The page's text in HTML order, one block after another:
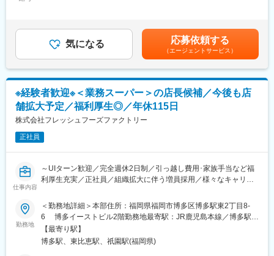
変更の範囲：会社の定める業務
・当社事業所が作成した請求書・請求データの精査、チェック業
・基幹システムおよびエクセルを用いた資料作成、データ管理
ゆくゆくは組織の中核を担うリーダー候補としてパート管理もお
任せしたいと考えております。
■入社後の流れ：
OJTにて業務をお伝えしていきます。業務未経験でもできること
からお任せしていきますのでご安心ください。
■組織構成：
社員2名（課長、メンバー）、パート4名で構成されています。
■働く環境：
・東証スタンダード上場の完全子会社で、腰を据えて長く働けま
す。
・経験問わず積極的に応募を受け付けます。（入社後も安心の
は固定手当を含めた表記です。
気になる 応募依頼する
（エージェントサービス）
※経験者歓迎※＜業務スーパー＞の店長候補／今後も店
舗拡大予定／福利厚生◎／年休115日
株式会社フレッシュフーズファクトリー
正社員
仕事内容
～UIターン歓迎／完全週休2日制／引っ越し費用･家族手当など福
利厚生充実／正社員／組織拡大に伴う増員採用／様々なキャリア
ませんか？～
■職務概要：
店舗拡大に伴い、この度増員で採用いたします。当社が運営する
「業務スーパー」の店長（候補）をお任せします。
勤務地
＜勤務地詳細＞本部住所：福岡県福岡市博多区博多駅東2丁目8-
6 博多イーストビル2階勤務地最寄駅：JR鹿児島本線／博多駅受
動喫煙対策：屋内全面禁煙
【最寄り駅】
博多駅、東比恵駅、祇園駅(福岡県)